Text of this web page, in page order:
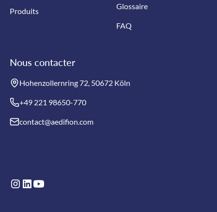
Produits
Glossaire
FAQ
Nous contacter
Hohenzollernring 72, 50672 Köln
+49 221 98650-770
contact@aedifion.com